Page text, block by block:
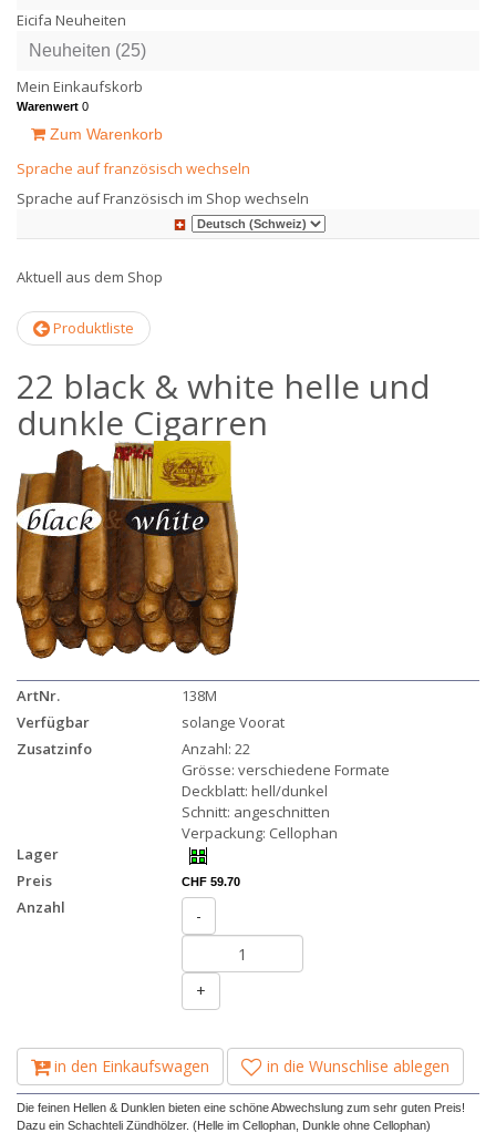
Eicifa Neuheiten
Neuheiten (25)
Mein Einkaufskorb
Warenwert 0
Zum Warenkorb
Sprache auf französisch wechseln
Sprache auf Französisch im Shop wechseln
Aktuell aus dem Shop
Produktliste
22 black & white helle und
dunkle Cigarren
ArtNr.
138M
Verfügbar
solange Voorat
Zusatzinfo
Anzahl: 22
Grösse: verschiedene Formate
Deckblatt: hell/dunkel
Schnitt: angeschnitten
Verpackung: Cellophan
Lager
Preis
CHF 59.70
Anzahl -
+
in den Einkaufswagen in die Wunschlise ablegen
Die feinen Hellen & Dunklen bieten eine schöne Abwechslung zum sehr guten Preis!
Dazu ein Schachteli Zündhölzer. (Helle im Cellophan, Dunkle ohne Cellophan)